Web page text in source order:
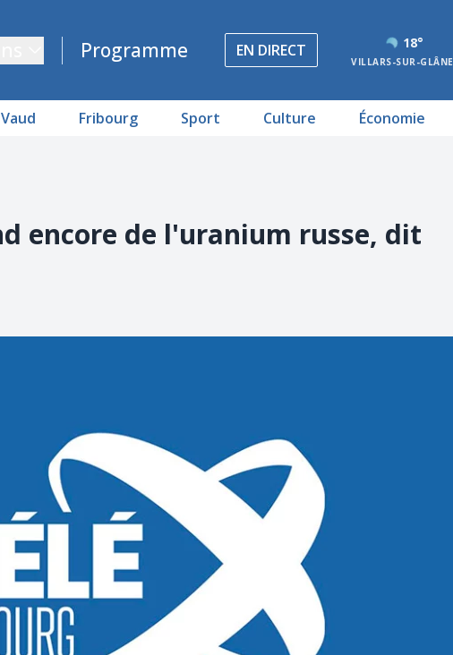
Programme EN DIRECT 18°
VILLARS-SUR-GLÂNE
Vaud Fribourg Sport Culture Économie
encore de l'uranium russe, dit